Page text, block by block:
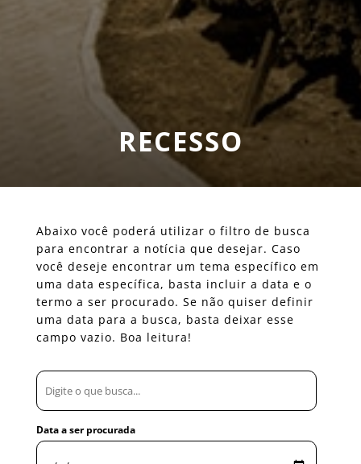
RECESSO
Abaixo você poderá utilizar o filtro de busca
para encontrar a notícia que desejar. Caso
você deseje encontrar um tema específico em
uma data específica, basta incluir a data e o
termo a ser procurado. Se não quiser definir
uma data para a busca, basta deixar esse
campo vazio. Boa leitura!